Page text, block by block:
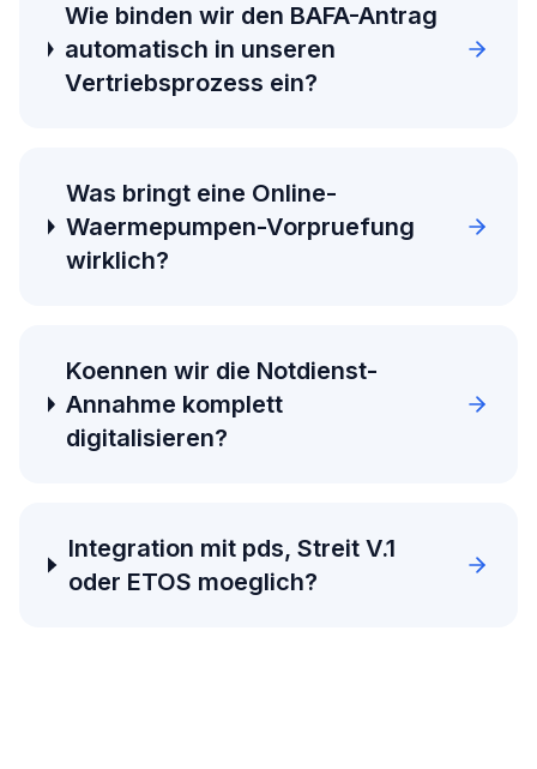
Wie binden wir den BAFA-Antrag
automatisch in unseren
Vertriebsprozess ein?
Was bringt eine Online-
Waermepumpen-Vorpruefung
wirklich?
Koennen wir die Notdienst-
Annahme komplett
digitalisieren?
Integration mit pds, Streit V.1
oder ETOS moeglich?